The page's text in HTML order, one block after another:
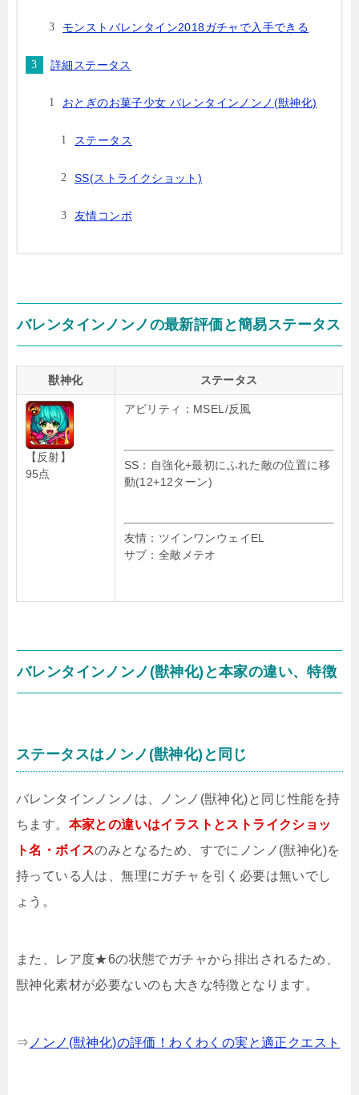
モンストバレンタイン2018ガチャで入手できる
詳細ステータス
おとぎのお菓子少女 バレンタインノンノ(獣神化)
ステータス
SS(ストライクショット)
友情コンボ
バレンタインノンノの最新評価と簡易ステータス
獣神化 ステータス
【反射】
95点
アビリティ：MSEL/反風
SS：自強化+最初にふれた敵の位置に移
動(12+12ターン)
友情：ツインワンウェイEL
サブ：全敵メテオ
バレンタインノンノ(獣神化)と本家の違い、特徴
ステータスはノンノ(獣神化)と同じ
バレンタインノンノは、ノンノ(獣神化)と同じ性能を持
ちます。 本家との違いはイラストとストライクショッ
ト名・ボイスのみとなるため、すでにノンノ(獣神化)を
持っている人は、無理にガチャを引く必要は無いでし
ょう。
また、レア度★6の状態でガチャから排出されるため、
獣神化素材が必要ないのも大きな特徴となります。
⇒ ノンノ(獣神化)の評価！わくわくの実と適正クエスト